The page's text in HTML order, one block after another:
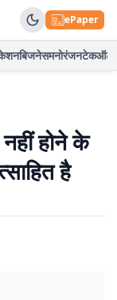
ePaper
बिजनेसमनोरंजनटेकऑटो
होने के
है